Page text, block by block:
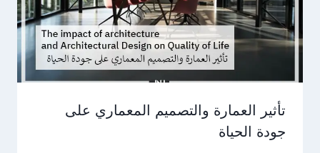
تأثير العمارة والتصميم المعماري على
جودة الحياة